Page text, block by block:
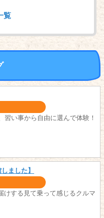
覧
習い事から自由に選んで体験！
ました】
けする見て乗って感じるクルマ